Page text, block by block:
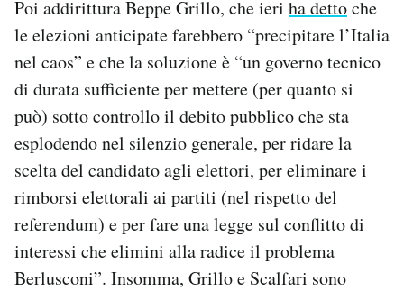
Poi addirittura Beppe Grillo, che ieri ha dettoche
le elezioni anticipate farebbero “precipitare l’Italia
nel caos” e che la soluzione è “un governo tecnico
di durata sufficiente per mettere (per quanto si
può) sotto controllo il debito pubblico che sta
esplodendo nel silenzio generale, per ridare la
scelta del candidato agli elettori, per eliminare i
rimborsi elettorali ai partiti (nel rispetto del
referendum) e per fare una legge sul conflitto di
interessi che elimini alla radice il problema
Berlusconi”. Insomma, Grillo e Scalfari sono